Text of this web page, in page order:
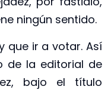
ningún sentido.
que ir a votar. Así
de la editorial de
bajo el título